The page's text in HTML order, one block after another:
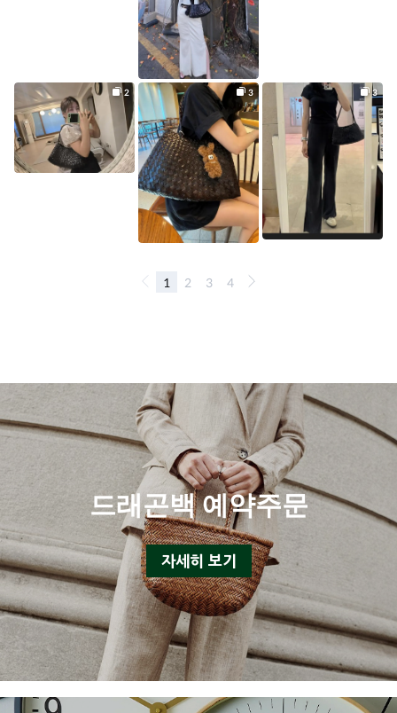
드래곤백 예약주문
자세히 보기